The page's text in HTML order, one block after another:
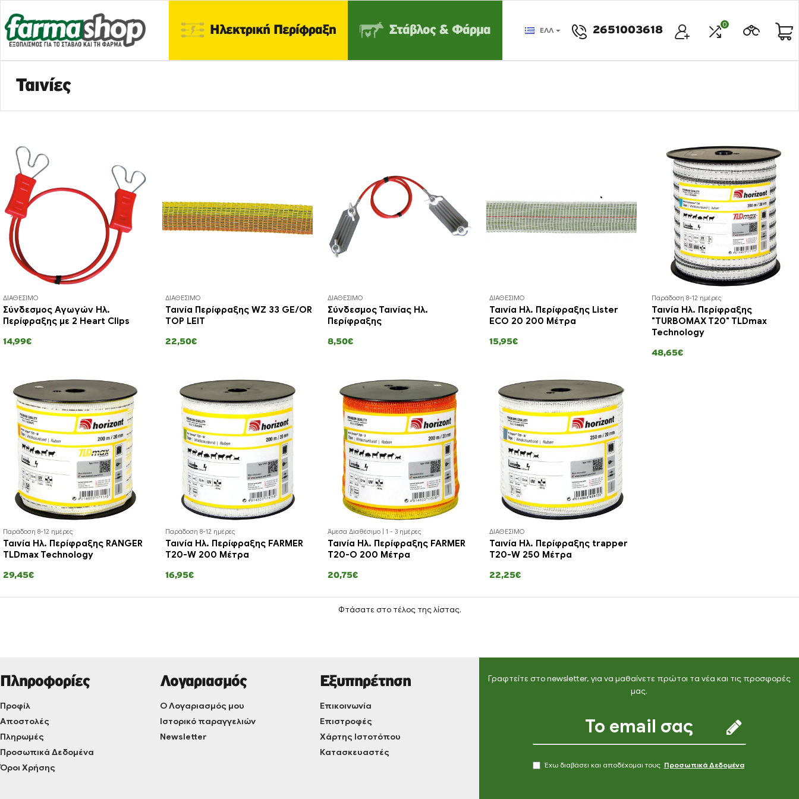
Ηλεκτρική Περίφραξη Στάβλος & Φάρμα ΕΛΛ 2651003618
0
Ταινίες
ΔΙΑΘΕΣΙΜΟ
Σύνδεσμος Αγωγών Ηλ.
Περίφραξης με 2 Heart Clips
14,99€
ΔΙΑΘΕΣΙΜΟ
Ταινία Περίφραξης WZ 33 GE/OR
TOP LEIT
22,50€
ΔΙΑΘΕΣΙΜΟ
Σύνδεσμος Ταινίας Ηλ.
Περίφραξης
8,50€
ΔΙΑΘΕΣΙΜΟ
Ταινία Ηλ. Περίφραξης Lister
ECO 20 200 Μέτρα
15,95€
Παράδοση 8-12 ημέρες
Ταινία Ηλ. Περίφραξης
"TURBOMAX T20" TLDmax
Technology
48,65€
Παράδοση 8-12 ημέρες
Ταινία Ηλ. Περίφραξης RANGER
TLDmax Technology
29,45€
Παράδοση 8-12 ημέρες
Ταινία Ηλ. Περίφραξης FARMER
T20-W 200 Μέτρα
16,95€
Άμεσα Διαθέσιμο | 1 - 3 ημέρες
Ταινία Ηλ. Περίφραξης FARMER
T20-O 200 Μέτρα
20,75€
ΔΙΑΘΕΣΙΜΟ
Ταινία Ηλ. Περίφραξης trapper
T20-W 250 Μέτρα
22,25€
Φτάσατε στο τέλος της λίστας.
Πληροφορίες
Προφίλ
Αποστολές
Πληρωμές
Προσωπικά Δεδομένα
Όροι Χρήσης
Λογαριασμός
Ο Λογαριασμός μου
Ιστορικό παραγγελιών
Newsletter
Εξυπηρέτηση
Επικοινωνία
Επιστροφές
Χάρτης Ιστοτόπου
Κατασκευαστές
Γραφτείτε στο newsletter, για να μαθαίνετε πρώτοι τα νέα και τις προσφορές
μας.
Έχω διαβάσει και αποδέχομαι τους Προσωπικά Δεδομένα